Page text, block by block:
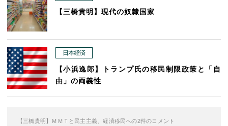
【三橋貴明】現代の奴隷国家
日本経済
【小浜逸郎】トランプ氏の移民制限政策と「自
由」の両義性
【三橋貴明】ＭＭＴと民主主義、経済移民への2件のコメント